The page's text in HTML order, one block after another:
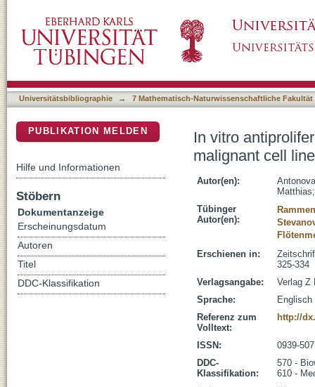
Universitätsbibliographie → 7 Mathematisch-Naturwissenschaftliche Fakultät
In vitro
malignant cell
Autor(en):
Matthias
Tübinger
Autor(en):
Erschienen in:
325-334
Verlagsangabe:
Verlag Z
Sprache:
Englisch
Referenz zum
Volltext:
http://
ISSN:
0939-
DDC-
Klassifikation:
570 -
610 -
PUBLIKATION MELDEN
Hilfe und Informationen
Stöbern
Dokumentanzeige
Erscheinungsdatum
Autoren
Titel
DDC-Klassifikation